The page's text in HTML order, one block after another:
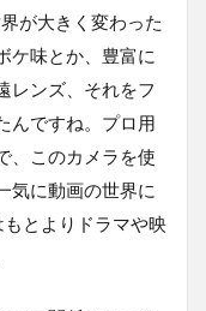
が大きく変わった
ケ味とか、豊富に
レンズ、それをフ
んですね。プロ用
、このカメラを使
気に動画の世界に
とよりドラマや映